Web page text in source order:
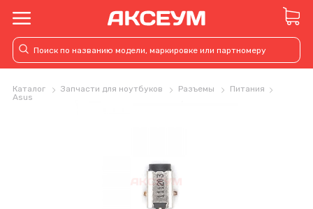
Каталог Запчасти для ноутбуков Разъемы
Питания
Asus